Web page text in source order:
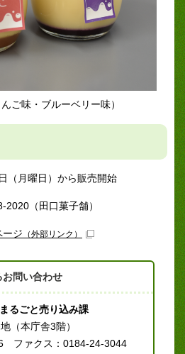
ご味・ブルーベリー味）
（月曜日）から販売開始
（田口菓子舗）
ージ （外部リンク）
お問い合わせ
るごと売り込み課
（本庁舎3階）
ファクス：0184-24-3044